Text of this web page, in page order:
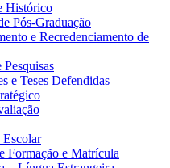
Histórico
Pós-Graduação
e Recredenciamento de
e Teses Defendidas
Escolar
Formação e Matrícula